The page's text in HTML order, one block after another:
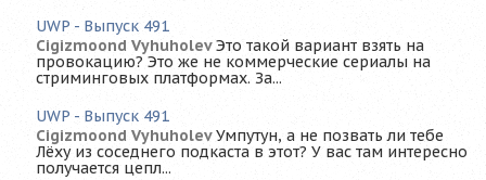
UWP - Выпуск 491
Cigizmoond Vyhuholev Это такой вариант взять на
провокацию? Это же не коммерческие сериалы на
стриминговых платформах. За...
UWP - Выпуск 491
Cigizmoond Vyhuholev Умпутун, а не позвать ли тебе
Лёху из соседнего подкаста в этот? У вас там интересно
получается цепл...